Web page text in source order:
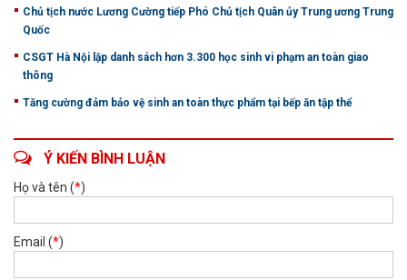
Chủ tịch nước Lương Cường tiếp Phó Chủ tịch Quân ủy Trung ương Trung
Quốc
CSGT Hà Nội lập danh sách hơn 3.300 học sinh vi phạm an toàn giao
thông
Tăng cường đảm bảo vệ sinh an toàn thực phẩm tại bếp ăn tập thể
Ý KIẾN BÌNH LUẬN
Họ và tên (*)
Email (*)